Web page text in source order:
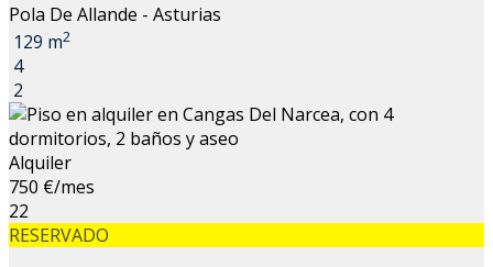
Pola De Allande - Asturias
129 m2
4
2
Alquiler
750 €/mes
22
RESERVADO